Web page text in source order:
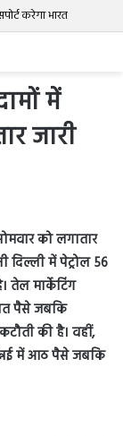
करेगा भारत
में
जारी
को लगातार
दिल्ली में पेट्रोल 56
तेल मार्केटिंग
पैसे जबकि
की है। वहीं,
में आठ पैसे जबकि